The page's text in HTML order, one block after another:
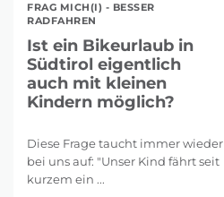
FRAG MICH(I) - BESSER
RADFAHREN
Ist ein Bikeurlaub in
Südtirol eigentlich
auch mit kleinen
Kindern möglich?
Diese Frage taucht immer wieder
bei uns auf: "Unser Kind fährt seit
kurzem ein ...